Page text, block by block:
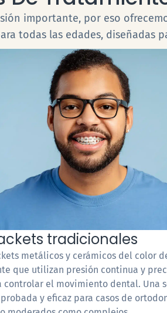
importante, por eso
todas las edades, diseñadas
tradicionales
metálicos y cerámicos del color
que utilizan presión continua y
controlar el movimiento dental. Una
y eficaz para casos de